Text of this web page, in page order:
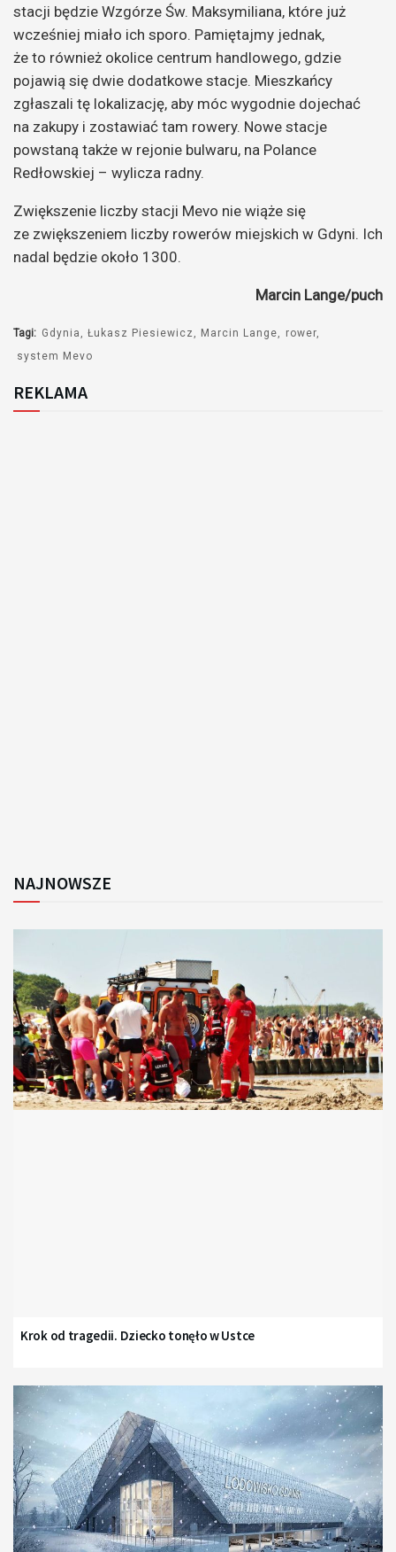
stacji będzie Wzgórze Św. Maksymiliana, które już
wcześniej miało ich sporo. Pamiętajmy jednak,
że to również okolice centrum handlowego, gdzie
pojawią się dwie dodatkowe stacje. Mieszkańcy
zgłaszali tę lokalizację, aby móc wygodnie dojechać
na zakupy i zostawiać tam rowery. Nowe stacje
powstaną także w rejonie bulwaru, na Polance
Redłowskiej – wylicza radny.
Zwiększenie liczby stacji Mevo nie wiąże się
ze zwiększeniem liczby rowerów miejskich w Gdyni. Ich
nadal będzie około 1300.
Marcin Lange/puch
Tagi: Gdynia Łukasz Piesiewicz Marcin Lange
rower
system Mevo
REKLAMA
NAJNOWSZE
Krok od tragedii. Dziecko tonęło w Ustce